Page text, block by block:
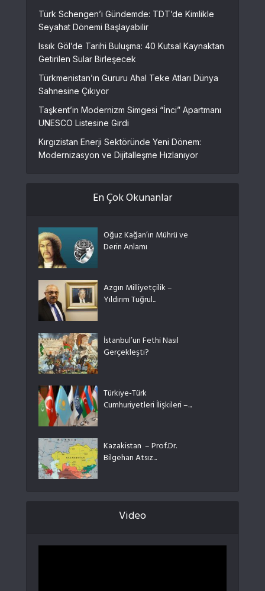
Türk Schengen’i Gündemde: TDT’de Kimlikle
Seyahat Dönemi Başlayabilir
Issık Göl’de Tarihi Buluşma: 40 Kutsal Kaynaktan
Getirilen Sular Birleşecek
Türkmenistan’ın Gururu Ahal Teke Atları Dünya
Sahnesine Çıkıyor
Taşkent’in Modernizm Simgesi “İnci” Apartmanı
UNESCO Listesine Girdi
Kırgızistan Enerji Sektöründe Yeni Dönem:
Modernizasyon ve Dijitalleşme Hızlanıyor
En Çok Okunanlar
Oğuz Kağan’ın Mührü ve
Derin Anlamı
Azgın Milliyetçilik –
Yıldırım Tuğrul...
İstanbul’un Fethi Nasıl
Gerçekleşti?
Türkiye-Türk
Cumhuriyetleri İlişkileri –...
Kazakistan – Prof.Dr.
Bilgehan Atsız...
Video